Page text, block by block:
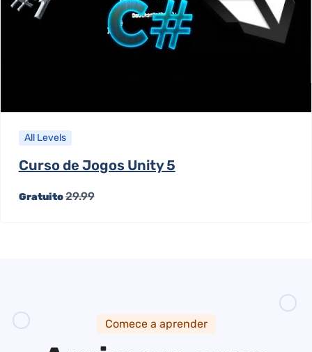
All Levels
Curso de Jogos Unity 5
Gratuito29.99
Comece a aprender